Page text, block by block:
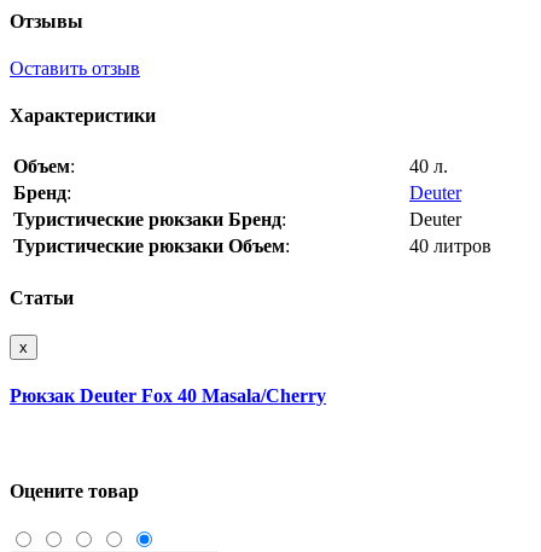
Отзывы
Оставить отзыв
Характеристики
Объем:
40 л.
Бренд:
Deuter
Туристические рюкзаки Бренд:
Deuter
Туристические рюкзаки Объем: 40 литров
Статьи
x
Рюкзак Deuter Fox 40 Masala/Cherry
Оцените товар